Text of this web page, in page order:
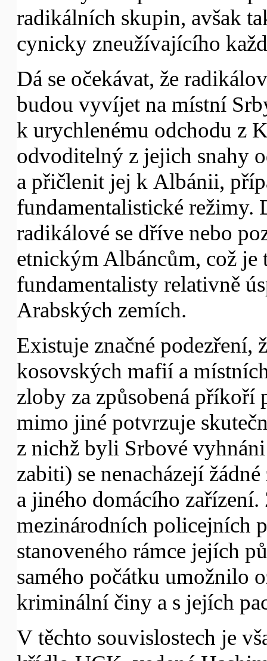
radikálních skupin, avšak
cynicky zneužívajícího
Dá se očekávat, že
budou vyvíjet na místní
k urychlenému odchodu z
odvoditelný z jejich snahy
a přičlenit jej k Albánii,
fundamentalistické režimy.
radikálové se dříve nebo
etnickým Albáncům, což
fundamentalisty relativně
Arabských zemích.
Existuje značné podezření,
kosovských mafií a
zloby za způsobená příkoří
mimo jiné potvrzuje
z nichž byli Srbové
zabiti) se nenacházejí
a jiného domácího zařízení.
mezinárodních policejních
stanoveného rámce jejích
samého počátku umožnilo
kriminální činy a s jejích
V těchto souvislostech je